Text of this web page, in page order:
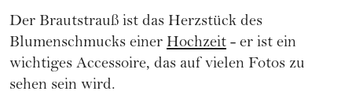
Der Brautstrauß ist das Herzstück des
Blumenschmucks einer Hochzeit - er ist ein
wichtiges Accessoire, das auf vielen Fotos zu
sehen sein wird.